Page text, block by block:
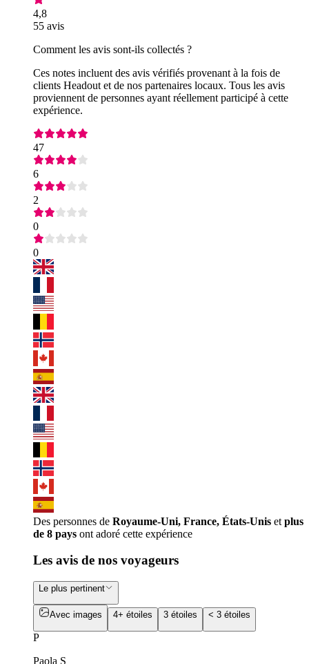
4,8
55 avis
Comment les avis sont-ils collectés ?
Ces notes incluent des avis vérifiés provenant à la fois de
clients Headout et de nos partenaires locaux. Tous les avis
proviennent de personnes ayant réellement participé à cette
expérience.
47
6
2
0
0
Des personnes de Royaume-Uni, France, États-Unis et plus
de 8 pays ont adoré cette expérience
Les avis de nos voyageurs
Le plus pertinent
Avec images 4+ étoiles 3 étoiles < 3 étoiles
P
Paola S